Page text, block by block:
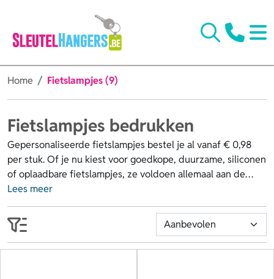
Home Fietslampjes (9)
Fietslampjes bedrukken
Gepersonaliseerde fietslampjes bestel je al vanaf € 0,98
per stuk. Of je nu kiest voor goedkope, duurzame, siliconen
of oplaadbare fietslampjes, ze voldoen allemaal aan de
Vlaamse wetgeving. Kies een kleur die bij je huisstijl past
en laat de fietslampjes bedrukken met jouw logo of naam.
Met jouw opdruk op de fietslichtjes maak je niet alleen
promotie, maar draag je ook bij aan meer veiligheid in het
verkeer. Ideaal als promotiemateriaal op een beurs, tijdens
Lees meer